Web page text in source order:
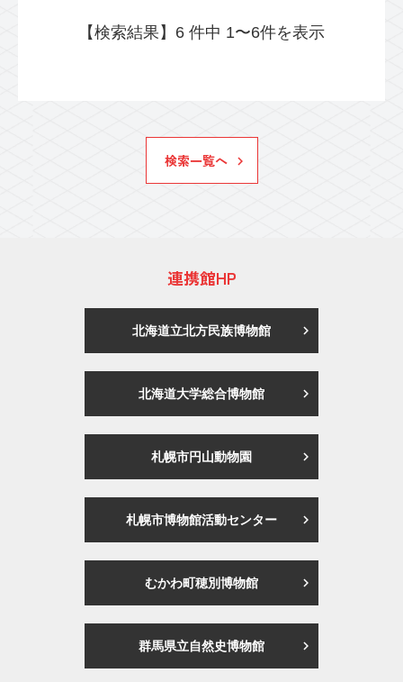
【検索結果】6 件中 1〜6件を表示
検索一覧へ
連携館HP
北海道立北方民族博物館
北海道大学総合博物館
札幌市円山動物園
札幌市博物館活動センター
むかわ町穂別博物館
群馬県立自然史博物館